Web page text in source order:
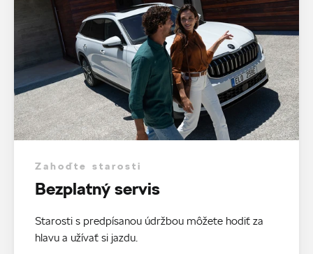
Zahoďte starosti
Bezplatný servis
Starosti s predpísanou údržbou môžete hodiť za
hlavu a užívať si jazdu.